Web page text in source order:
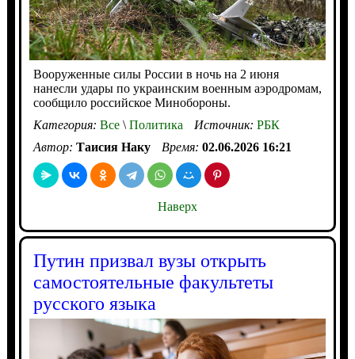
Вооруженные силы России в ночь на 2 июня
нанесли удары по украинским военным аэродромам,
сообщило российское Минобороны.
Категория: Все\Политика Источник: РБК
Автор: Таисия Наку Время: 02.06.2026 16:21
Наверх
Путин призвал вузы открыть
самостоятельные факультеты
русского языка